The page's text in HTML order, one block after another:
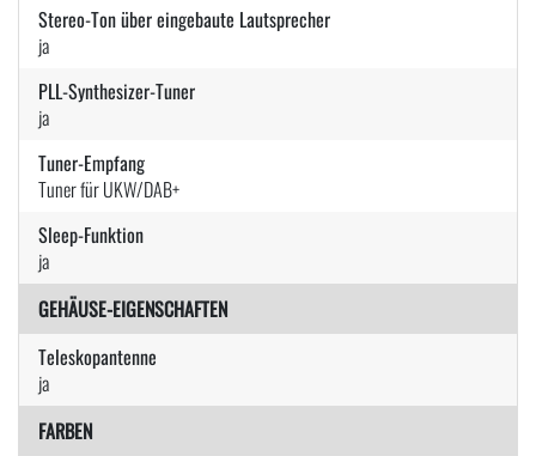
Stereo-Ton über eingebaute Lautsprecher
ja
PLL-Synthesizer-Tuner
ja
Tuner-Empfang
Tuner für UKW/DAB+
Sleep-Funktion
ja
GEHÄUSE-EIGENSCHAFTEN
Teleskopantenne
ja
FARBEN